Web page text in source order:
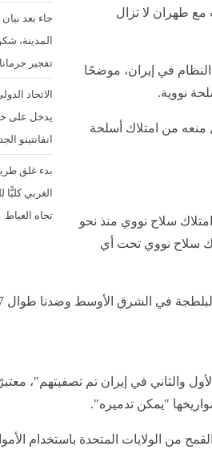
جاء بعد
المدينة،
تفجير
الاتحاد
يدخل على
انفانتينو
بدء غلق
الغربي
تجاه العياط
طهران لا تزال
النظام في إيران، موضحًا
نووية.
منعه من امتلاك أسلحة
سلاح نووي منذ نحو
سلاح نووي تحت أي
والثاني في إيران تم تصفيتهم"،
"يمكن تدميره".
من الولايات المتحدة باستخدام